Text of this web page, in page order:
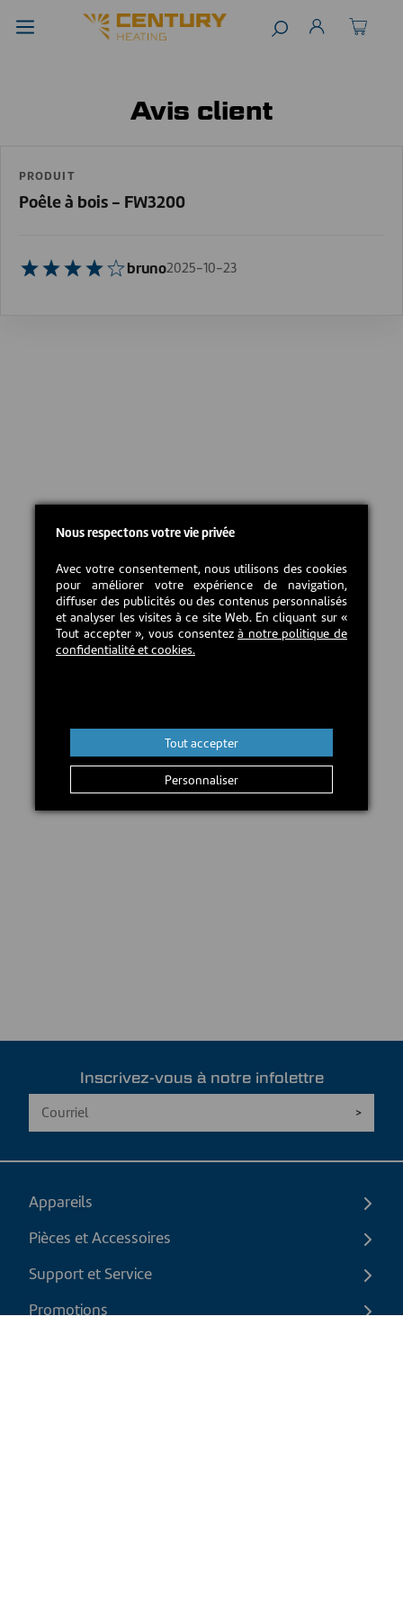
Avis client
PRODUIT
Poêle à bois - FW3200
bruno2025-10-23
Inscrivez-vous à notre infolettre
Appareils
Pièces et Accessoires
Support et Service
Promotions
Nous respectons votre vie privée
Avec votre consentement, nous utilisons des cookies
pour améliorer votre expérience de navigation,
diffuser des publicités ou des contenus personnalisés
et analyser les visites à ce site Web. En cliquant sur «
Tout accepter », vous consentezà notre politique de
confidentialité et cookies.
Personnaliser
Tout accepter